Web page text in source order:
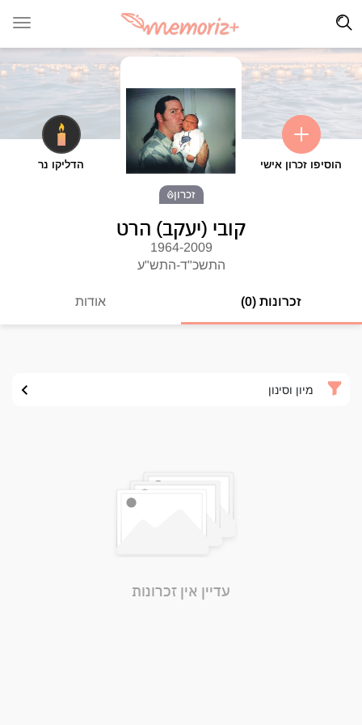
הוסיפו זכרון אישי
זכרון
הדליקו נר
קובי (יעקב) הרט
1964-2009
התשכ"ד-התש"ע
זכרונות (0) אודות
מיון וסינון
עדיין אין זכרונות